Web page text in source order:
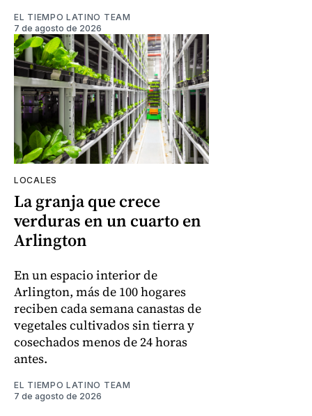
EL TIEMPO LATINO TEAM
7 de agosto de 2026
LOCALES
La granja que crece
verduras en un cuarto en
Arlington
En un espacio interior de
Arlington, más de 100 hogares
reciben cada semana canastas de
vegetales cultivados sin tierra y
cosechados menos de 24 horas
antes.
EL TIEMPO LATINO TEAM
7 de agosto de 2026